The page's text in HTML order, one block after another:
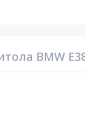
BMW